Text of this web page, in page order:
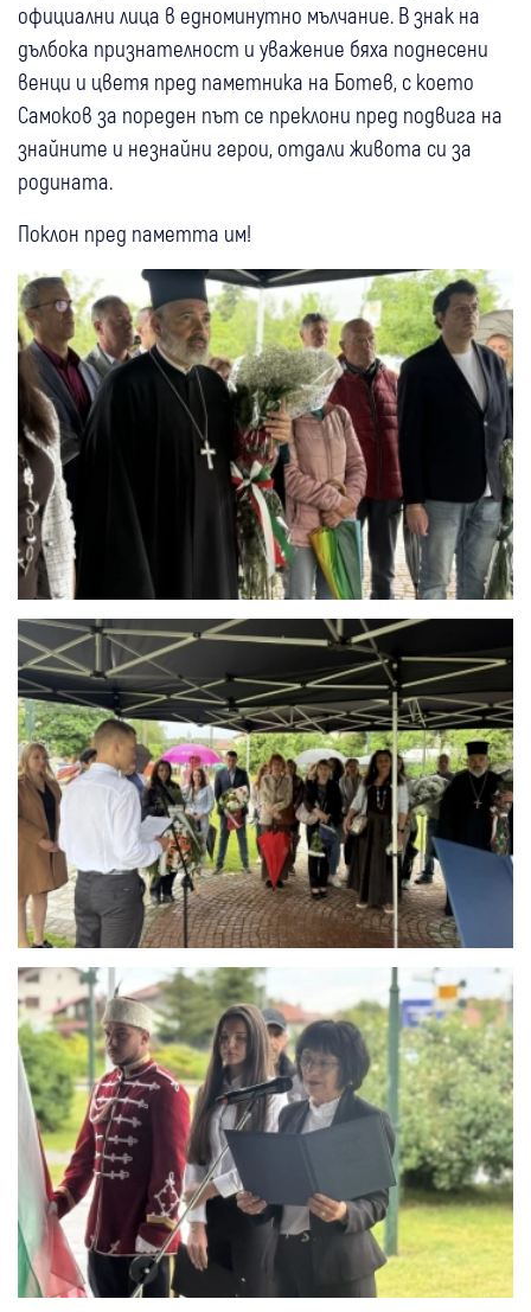
официални лица в едноминутно мълчание. В знак на
дълбока признателност и уважение бяха поднесени
венци и цветя пред паметника на Ботев, с което
Самоков за пореден път се преклони пред подвига на
знайните и незнайни герои, отдали живота си за
родината.
Поклон пред паметта им!